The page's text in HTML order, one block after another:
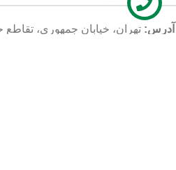
آدرس: تهران، خیابان جمهوری،